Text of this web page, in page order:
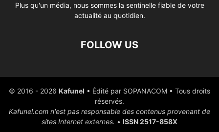
Plus qu'un média, nous sommes la sentinelle fiable de votre
actualité au quotidien.
FOLLOW US
© 2016 - 2026 Kafunel • Édité par SOPANACOM • Tous droits
réservés.
Kafunel.com n'est pas responsable des contenus provenant de
sites Internet externes. • ISSN 2517-858X